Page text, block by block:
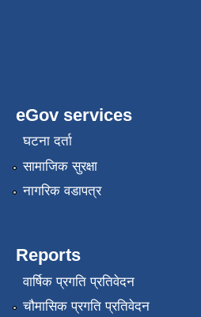
eGov services
घटना दर्ता
सामाजिक सुरक्षा
नागरिक वडापत्र
Reports
वार्षिक प्रगति प्रतिवेदन
चौमासिक प्रगति प्रतिवेदन